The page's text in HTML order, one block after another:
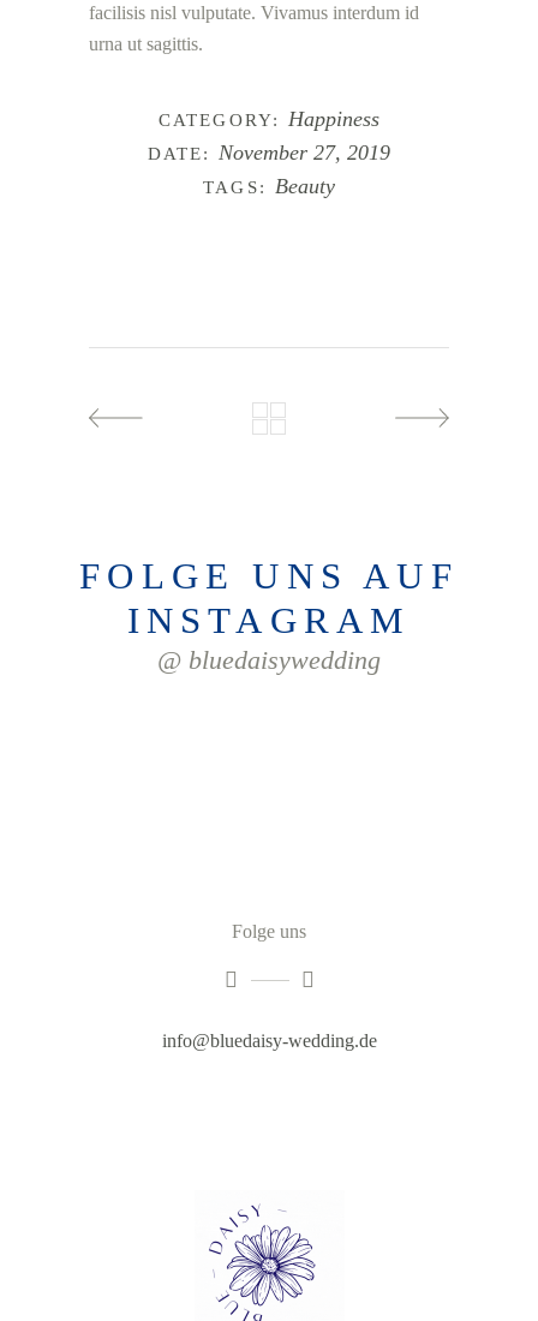
facilisis nisl vulputate. Vivamus interdum id
urna ut sagittis.
CATEGORY: Happiness
DATE: November 27, 2019
TAGS: Beauty
FOLGE UNS AUF
INSTAGRAM
@ bluedaisywedding
Folge uns
info@bluedaisy-wedding.de